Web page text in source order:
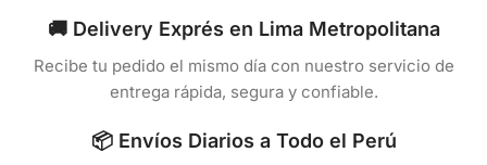
🚚 Delivery Exprés en Lima Metropolitana
Recibe tu pedido el mismo día con nuestro servicio de
entrega rápida, segura y confiable.
📦 Envíos Diarios a Todo el Perú